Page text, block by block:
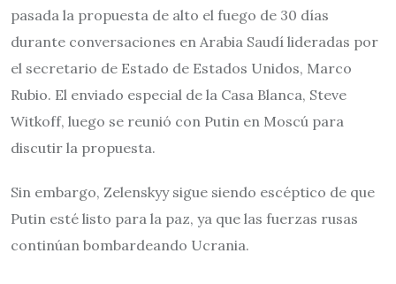
pasada la propuesta de alto el fuego de 30 días
durante conversaciones en Arabia Saudí lideradas por
el secretario de Estado de Estados Unidos, Marco
Rubio. El enviado especial de la Casa Blanca, Steve
Witkoff, luego se reunió con Putin en Moscú para
discutir la propuesta.
Sin embargo, Zelenskyy sigue siendo escéptico de que
Putin esté listo para la paz, ya que las fuerzas rusas
continúan bombardeando Ucrania.